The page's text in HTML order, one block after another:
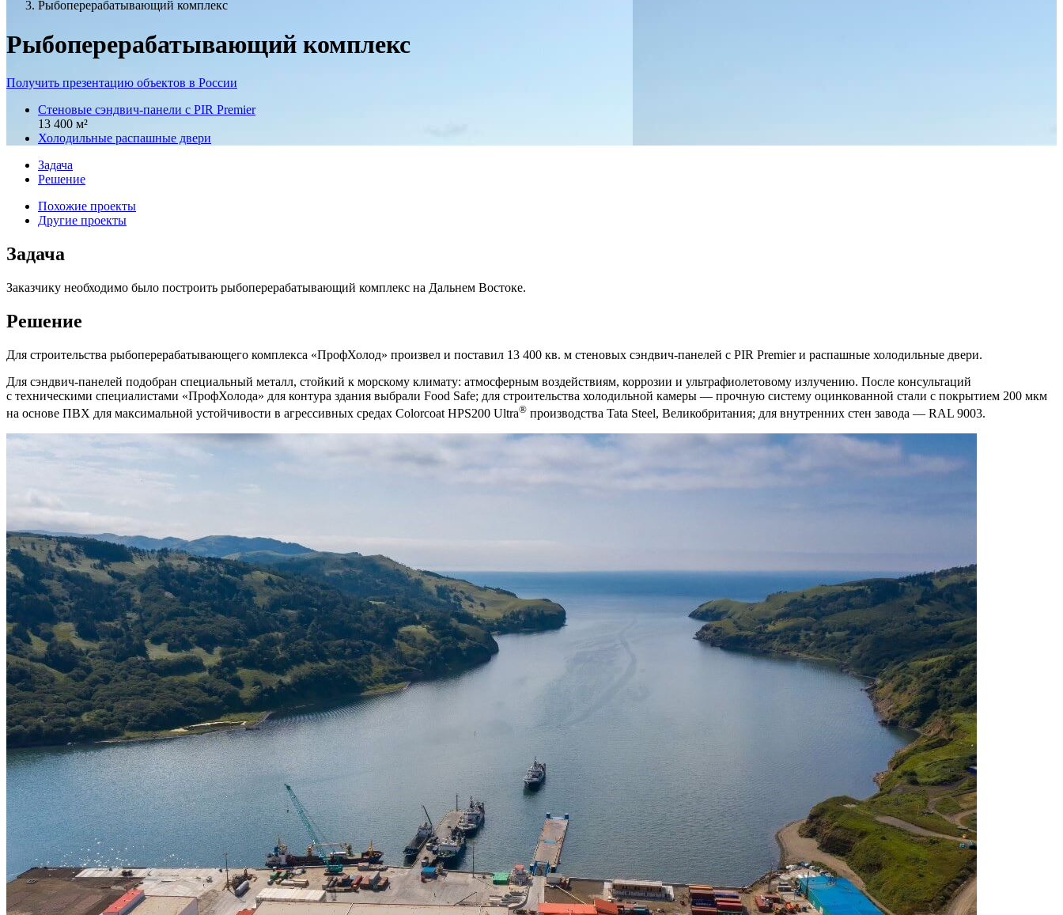
Рыбоперерабатывающий комплекс
Рыбоперерабатывающий комплекс
Получить презентацию объектов в России
Стеновые сэндвич-панели с PIR Premier
13 400 м²
Холодильные распашные двери
Задача
Решение
Похожие проекты
Другие проекты
Задача
Заказчику необходимо было построить рыбоперерабатывающий комплекс на Дальнем Востоке.
Решение
Для строительства рыбоперерабатывающего комплекса «ПрофХолод» произвел и поставил 13 400 кв. м стеновых сэндвич-панелей с PIR Premier и распашные холодильные двери.
Для сэндвич-панелей подобран специальный металл, стойкий к морскому климату: атмосферным воздействиям, коррозии и ультрафиолетовому излучению. После консультаций
с техническими специалистами «ПрофХолода» для контура здания выбрали Food Safe; для строительства холодильной камеры — прочную систему оцинкованной стали с покрытием 200 мкм
на основе ПВХ для максимальной устойчивости в агрессивных средах Colorcoat HPS200 Ultra® производства Tata Steel, Великобритания; для внутренних стен завода — RAL 9003.